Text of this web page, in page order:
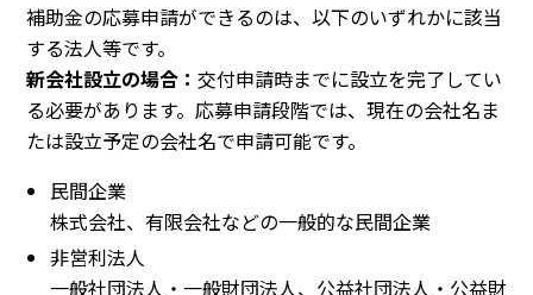
補助金の応募申請ができるのは、以下のいずれかに該当
する法人等です。
新会社設立の場合： 交付申請時までに設立を完了してい
る必要があります。応募申請段階では、現在の会社名ま
たは設立予定の会社名で申請可能です。
民間企業
株式会社、有限会社などの一般的な民間企業
非営利法人
一般社団法人・一般財団法人、公益社団法人・公益財